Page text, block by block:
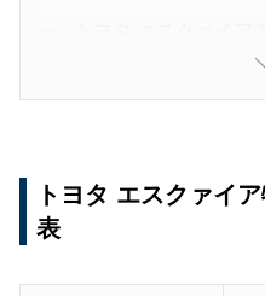
トヨタ エスクァイア
生かした安全機能を
トヨタ エスクァイ
表